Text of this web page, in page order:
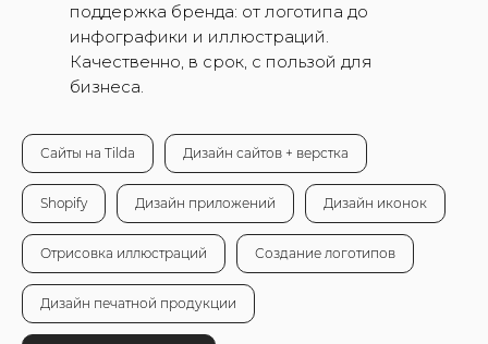
поддержка бренда: от логотипа до
инфографики и иллюстраций.
Качественно, в срок, с пользой для
бизнеса.
Сайты на Tilda Дизайн сайтов + верстка
Shopify Дизайн приложений Дизайн иконок
Отрисовка иллюстраций Создание логотипов
Дизайн печатной продукции